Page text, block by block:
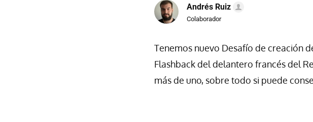
Andrés Ruiz
Colaborador
Tenemos nuevo Desafío de creación
Flashback del delantero francés del
más de uno, sobre todo si puede